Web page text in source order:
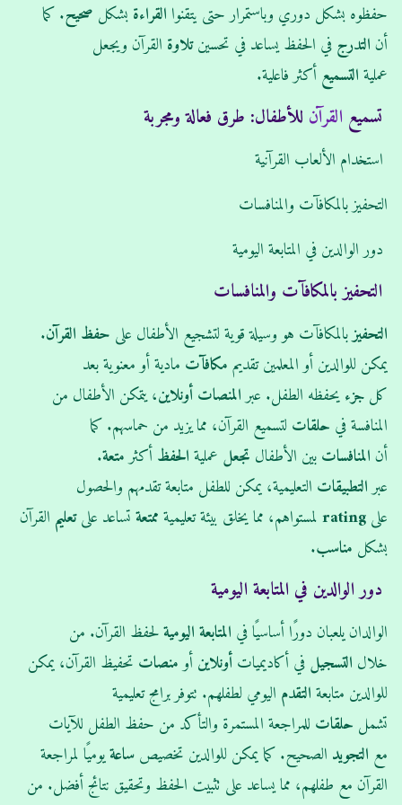
حفظوه بشكل دوري وباستمرار حتى يتقنوا القراءةبشكل صحيح. كما
أنالتدرجفي الحفظ يساعد في تحسينتلاوة القرآن ويجعل
عمليةالتسميعأكثر فاعلية.
تسميع القرآن للأطفال: طرق فعالة ومجربة
استخدام الألعاب القرآنية
التحفيز بالمكافآت والمنافسات
دور الوالدين في المتابعة اليومية
التحفيز بالمكافآت والمنافسات
التحفيزبالمكافآت هو وسيلة قوية لتشجيع الأطفال على حفظ القرآن.
يمكن للوالدين أو المعلمين تقديممكافآت مادية أو معنوية بعد
كلجزءيحفظه الطفل. عبرالمنصاتأونلاين، يتمكن الأطفال من
المنافسة في حلقاتلتسميع القرآن، مما يزيد من حماسهم. كما
أنالمنافساتبين الأطفال تجعل عمليةالحفظأكثرمتعة.
عبرالتطبيقات التعليمية، يمكن للطفل متابعة تقدمهم والحصول
علىratingلمستواهم، مما يخلق بيئة تعليميةممتعةتساعد علىتعليم القرآن
بشكل مناسب.
دور الوالدين في المتابعة اليومية
الوالدان يلعبان دورًا أساسيًا في المتابعة اليوميةلحفظ القرآن. من
خلال التسجيلفي أكاديمياتأونلاينأومنصات تحفيظ القرآن، يمكن
للوالدين متابعةالتقدم اليومي لطفلهم. تتوفر برامج تعليمية
تشمل حلقات للمراجعة المستمرة والتأكد من حفظ الطفل للآيات
مع التجويد الصحيح. كما يمكن للوالدين تخصيصساعةيوميًا لمراجعة
القرآن مع طفلهم، مما يساعد على تثبيت الحفظ وتحقيق نتائج أفضل. من